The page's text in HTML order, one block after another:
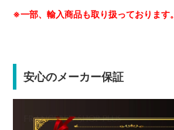
※一部、輸入商品も取り扱っております。
安心のメーカー保証